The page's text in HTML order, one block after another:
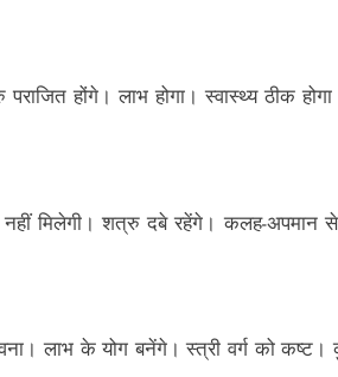
होंगे। लाभ होगा। स्वास्थ्य ठीक
नहीं मिलेगी। शत्रु दबे रहेंगे। कलह-अपमान
लाभ के योग बनेंगे। स्त्री वर्ग को